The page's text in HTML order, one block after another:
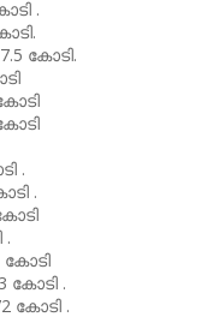
.
.
.
.
.